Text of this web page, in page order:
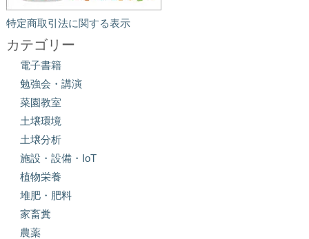
特定商取引法に関する表示
カテゴリー
電子書籍
勉強会・講演
菜園教室
土壌環境
土壌分析
施設・設備・IoT
植物栄養
堆肥・肥料
家畜糞
農薬